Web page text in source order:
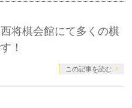
将棋会館にて多くの棋
！
この記事を読む